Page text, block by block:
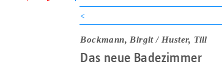
<
Bockmann, Birgit / Huster, Till
Das neue Badezimmer